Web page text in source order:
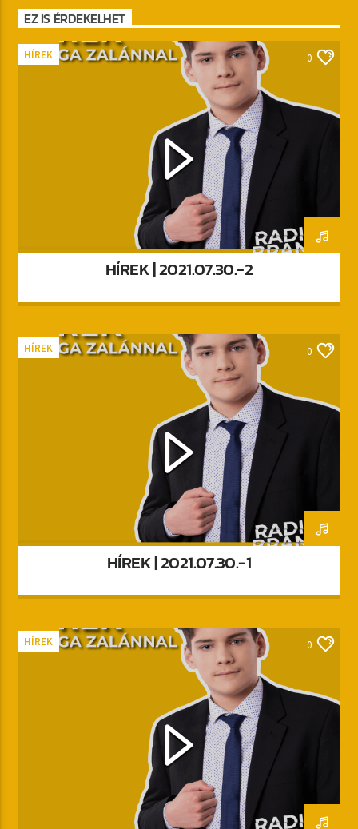
EZ IS ÉRDEKELHET
HÍREK 0
HÍREK | 2021.07.30.-2
HÍREK 0
HÍREK | 2021.07.30.-1
HÍREK 0